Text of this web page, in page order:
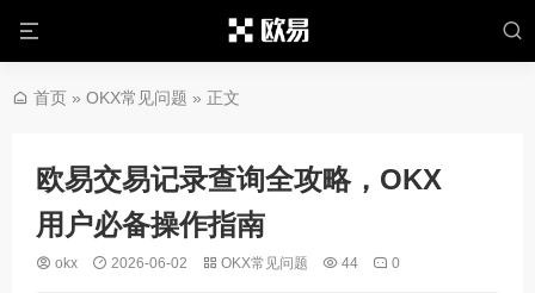
首页 » OKX常见问题 » 正文
欧易交易记录查询全攻略，OKX
用户必备操作指南
okx 2026-06-02 OKX常见问题 44 0